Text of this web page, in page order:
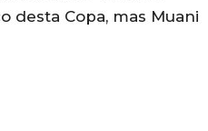
desta Copa, mas Muani